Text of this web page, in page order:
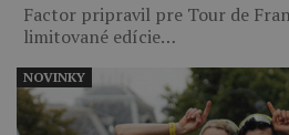
Factor pripravil pre Tour de
limitované edície…
NOVINKY